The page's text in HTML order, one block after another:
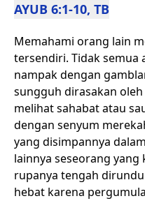
AYUB 6:1-10, TB
Memahami orang lain
tersendiri. Tidak semua
nampak dengan
sungguh dirasakan
melihat sahabat atau
dengan senyum
yang disimpannya
lainnya seseorang yang
rupanya tengah
hebat karena